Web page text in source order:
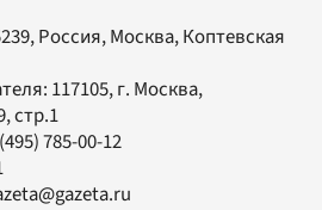
Россия, Москва, Коптевская
117105, г. Москва,
стр.1
785-00-12